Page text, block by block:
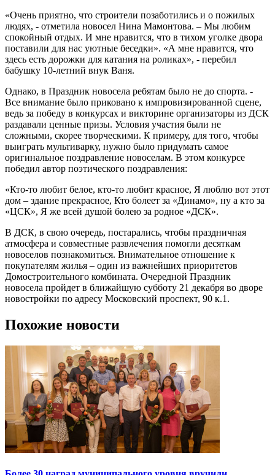
«Очень приятно, что строители позаботились и о пожилых
людях, - отметила новосел Нина Мамонтова. – Мы любим
спокойный отдых. И мне нравится, что в тихом уголке двора
поставили для нас уютные беседки». «А мне нравится, что
здесь есть дорожки для катания на роликах», - перебил
бабушку 10-летний внук Ваня.
Однако, в Праздник новосела ребятам было не до спорта. -
Все внимание было приковано к импровизированной сцене,
ведь за победу в конкурсах и викторине организаторы из ДСК
раздавали ценные призы. Условия участия были не
сложными, скорее творческими. К примеру, для того, чтобы
выиграть мультиварку, нужно было придумать самое
оригинальное поздравление новоселам. В этом конкурсе
победил автор поэтического поздравления:
«Кто-то любит белое, кто-то любит красное, Я люблю вот этот
дом – здание прекрасное, Кто болеет за «Динамо», ну а кто за
«ЦСК», Я же всей душой болею за родное «ДСК».
В ДСК, в свою очередь, постарались, чтобы праздничная
атмосфера и совместные развлечения помогли десяткам
новоселов познакомиться. Внимательное отношение к
покупателям жилья – один из важнейших приоритетов
Домостроительного комбината. Очередной Праздник
новосела пройдет в ближайшую субботу 21 декабря во дворе
новостройки по адресу Московский проспект, 90 к.1.
Похожие новости